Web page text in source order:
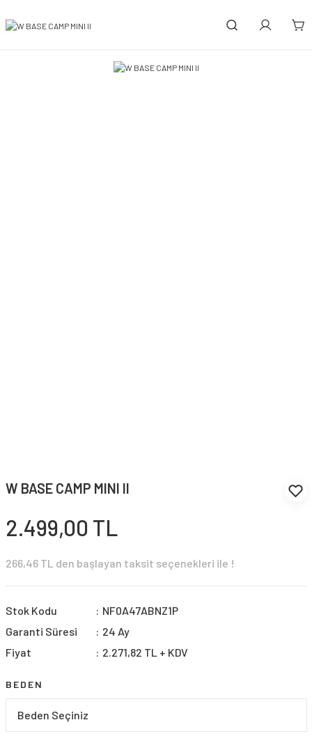
W BASE CAMP MINI II
2.499,00 TL
266,46 TL den başlayan taksit seçenekleri ile !
Stok Kodu
NF0A47ABNZ1P
Garanti Süresi
24 Ay
Fiyat
2.271,82 TL + KDV
BEDEN